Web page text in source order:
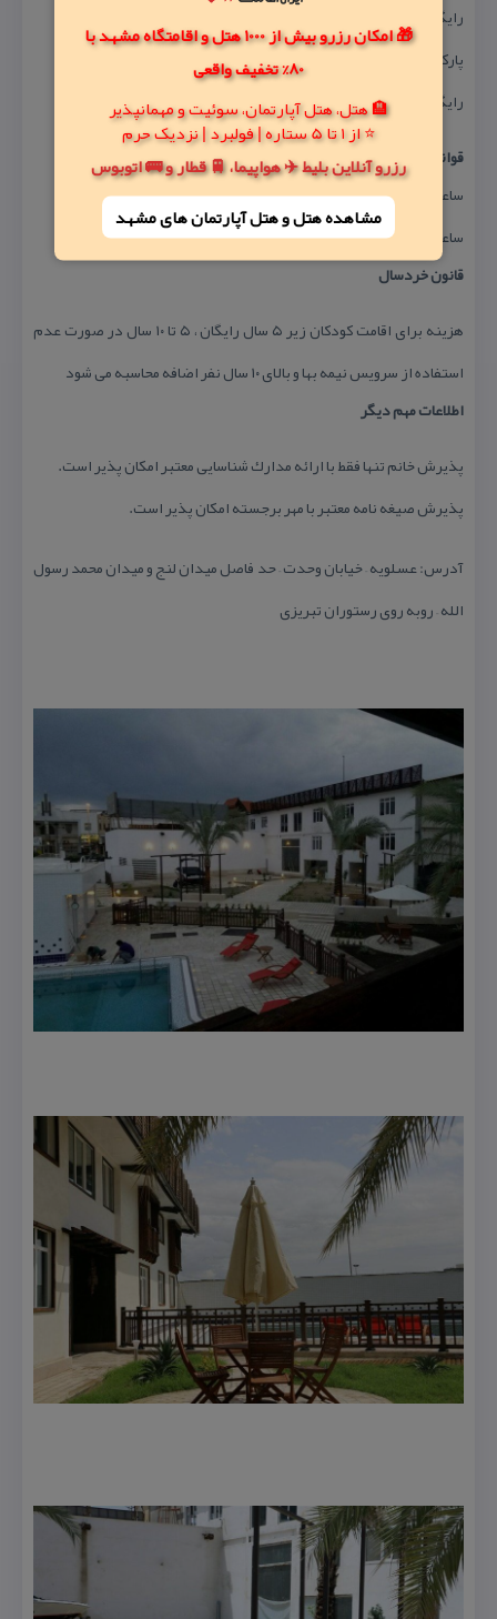
🎁 امکان رزرو بیش از 1000 هتل و اقامتگاه مشهد با
80% تخفیف واقعی
🏨 هتل، هتل آپارتمان، سوئیت و مهمانپذیر
⭐ از 1 تا 5 ستاره | فولبرد | نزدیک حرم
رزرو آنلاین بلیط ✈️ هواپیما، 🚆 قطار و 🚌 اتوبوس
مشاهده هتل و هتل‌ آپارتمان های مشهد
رایگان! در لابی و اتاق ها
پاركینگ
رایگان! غیر مسقف با ظرفیت ۲۰ ماشین
قوانین و مقررات هتل ریم رام عسلویه
ساعت تحویل اتاق۱۴
ساعت تخلیه اتاق۱۲
قانون خردسال
هزینه برای اقامت كودكان زیر ۵ سال رایگان ، ۵ تا ۱۰ سال در صورت عدم
استفاده از سرویس نیمه بها و بالای ۱۰ سال نفر اضافه محاسبه می شود
اطلاعات مهم دیگر
پذیرش خانم تنها فقط با ارائه مدارك شناسایی معتبر امكان پذیر است.
پذیرش صیغه نامه معتبر با مهر برجسته امكان پذیر است.
آدرس: عسلویه – خیابان وحدت – حد فاصل میدان لنج و میدان محمد رسول
الله – روبه روی رستوران تبریزی